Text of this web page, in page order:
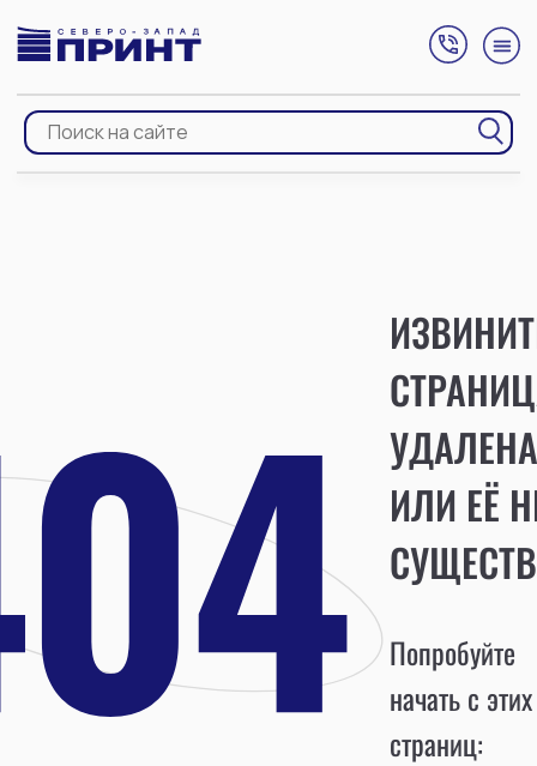
УДАЛЕНА
ИЛИ ЕЁ
Попробуйте
начать с этих
страниц: